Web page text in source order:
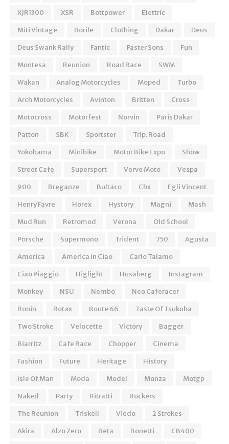
XJR1300
XSR Bottpower
Elettric
Miti Vintage
Borile Clothing Dakar
Deus
Deus Swank Rally
Fantic Faster Sons
Fun
Montesa
Reunion Road Race
SWM
Wakan
Analog Motorcycles Moped
Turbo
Arch Motorcycles
Avinton Britten
Cross
Motocross
Motorfest Norvin
Paris Dakar
Patton
SBK Sportster
Trip. Road
Yokohama
Minibike Motor Bike Expo
Show
Street Cafe
Supersport Verve Moto
Vespa
900
Breganze Bultaco Cbx
Egli Vincent
Henry Favre
Horex Hystory Magni
Mash
Mud Run
Retromod Verona
Old School
Porsche
Supermono Trident 750
Agusta
America
America In Ciao
Carlo Talamo
Ciao Piaggio
Higlight Husaberg
Instagram
Monkey
NSU Nembo
Neo Caferacer
Ronin
Rotax Route 66
Taste Of Tsukuba
Two Stroke
Velocette Victory
Bagger
Biarritz
Cafe Race Chopper
Cinema
Fashion
Future Heritage
History
Isle Of Man
Moda Model Monza
Motgp
Naked
Party Ritratti
Rockers
The Reunion
Triskell Viedo
2 Strokes
Akira
Alzo Zero Beta Bonetti
CB400